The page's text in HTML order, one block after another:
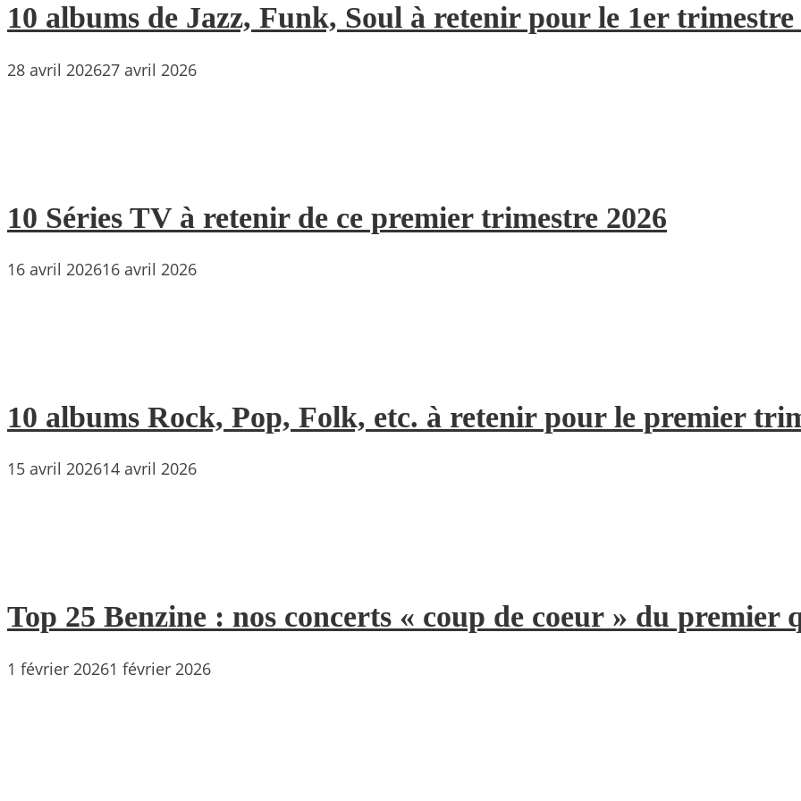
10 albums de Jazz, Funk, Soul à retenir pour le 1er trimestre
28 avril 202627 avril 2026
10 Séries TV à retenir de ce premier trimestre 2026
16 avril 202616 avril 2026
10 albums Rock, Pop, Folk, etc. à retenir pour le premier
15 avril 202614 avril 2026
Top 25 Benzine : nos concerts « coup de coeur » du premier
1 février 20261 février 2026